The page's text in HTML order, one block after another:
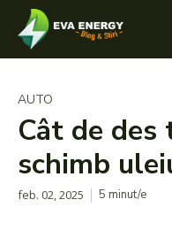
AUTO
Cât de des
schimb
feb. 02, 2025 5 minut/e